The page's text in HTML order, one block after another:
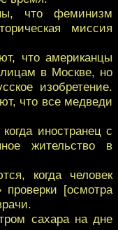
что феминизм
миссия
что американцы
в Москве, но
изобретение.
что все медведи
иностранец с
жительство в
когда человек
проверки [осмотра
сахара на дне